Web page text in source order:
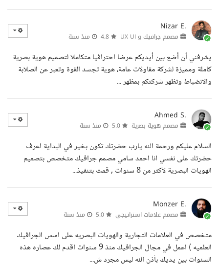
Nizar E.
مصمم جرافيك و UX UI منذ سنة
يشرفني أن أضع بين أيديكم عرضا احترافيا متكاملا لتصميم هوية بصرية
كاملة ومميزة لشركة مقاولات عامة، هوية تجسد القوة وتعبر عن الصلابة
والانضباط وتظهر شركتكم بمظهر ...
Ahmed S.
مصمم هوية بصرية منذ سنة
السلام عليكم ورحمة الله يارب حضرتك تكون بخير في البداية اعرف
حضرتك على نفسي انا احمد سامي مصمم جرافيك متخصص بتصميم
الهويات البصرية لأكثر من 8 سنوات , قمت بتنفيذ...
Monzer E.
مصمم علامات استراتيجي منذ سنة
متخصص في العلامات التجارية والهويات البصريه على اسس الجرافيك
العلميه ) اعمل في مجال الجرافيك منذ 9 سنوات اقدم لك عصاره هذه
السنوات بين يديك بأذن الله ليس مجرد ش...